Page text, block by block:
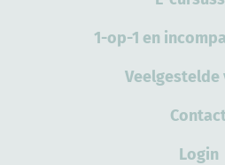
1-op-1 en
Veelgestelde
Login